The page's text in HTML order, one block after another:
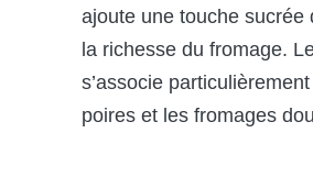
ajoute une touche sucrée
la richesse du fromage.
s’associe
poires et les fromages